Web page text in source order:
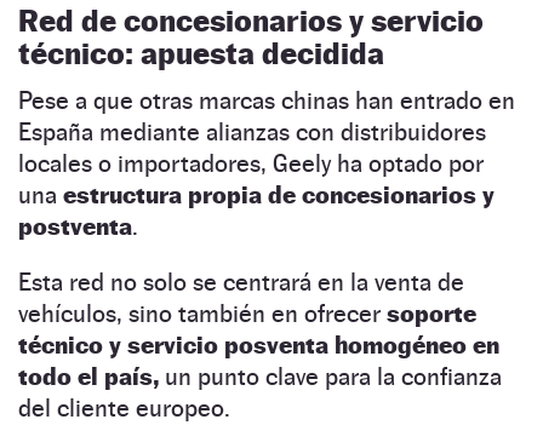
Red de concesionarios y servicio
técnico: apuesta decidida
Pese a que otras marcas chinas han entrado en
España mediante alianzas con distribuidores
locales o importadores, Geely ha optado por
una estructura propia de concesionarios y
postventa.
Esta red no solo se centrará en la venta de
vehículos, sino también en ofrecer soporte
técnico y servicio posventa homogéneo en
todo el país, un punto clave para la confianza
del cliente europeo.